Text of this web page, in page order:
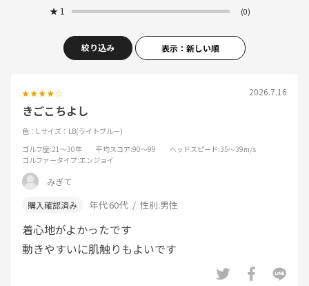
★ 1 (0)
絞り込み 表示：新しい順
2026.7.16
きごこちよし
色：L サイズ：LB(ライトブルー)
ゴルフ歴:21～30年 平均スコア:90～99 ヘッドスピード:35～39m/s
ゴルファータイプ:エンジョイ
みぎて
年代:60代 性別:男性
着心地がよかったです
動きやすいに肌触りもよいです